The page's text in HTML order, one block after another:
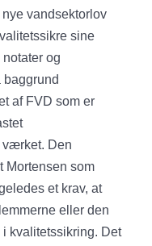
nye vandsektorlov
sine
og
baggrund
af FVD som er
værket. Den
Mortensen som
et krav, at
eller den
kvalitetssikring. Det